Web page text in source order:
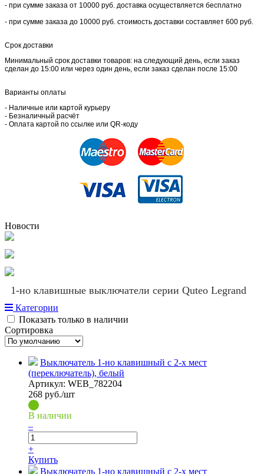
- при сумме заказа от 10000 руб. доставка осуществляется бесплатно
- при сумме заказа до 10000 руб. стоимость доставки составляет 600 руб.
Срок доставки
Минимальный срок доставки товаров: на следующий день, если заказ
сделан до 15:00 или через один день, если заказ сделан после 15:00
Варианты оплаты
- Наличные или картой курьеру
- Безналичный расчёт
- Оплата картой по ссылке или QR-коду
Новости
1-но клавишные выключатели серии Quteo Legrand
Категории
Показать только в наличии
Сортировка
Выключатель 1-но клавишный с 2-х мест
(переключатель), белый
Артикул: WEB_782204
268 руб./шт
В наличии
–
+
Купить
Выключатель 1-но клавишный с 2-х мест